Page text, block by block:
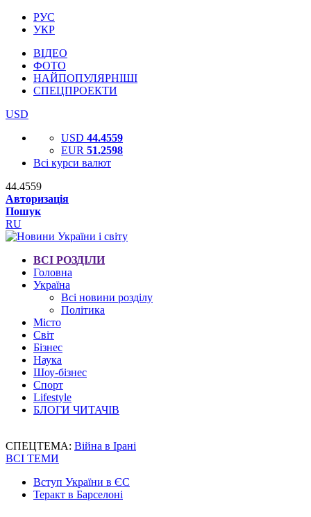
РУС
УКР
ВІДЕО
ФОТО
НАЙПОПУЛЯРНІШІ
СПЕЦПРОЕКТИ
USD
USD 44.4559
EUR 51.2598
Всі курси валют
44.4559
Авторизація
Пошук
RU
ВСІ РОЗДІЛИ
Головна
Україна
Всі новини розділу
Політика
Місто
Світ
Бізнес
Наука
Шоу-бізнес
Спорт
Lifestyle
БЛОГИ ЧИТАЧІВ
СПЕЦТЕМА: Війна в Ірані
ВСІ ТЕМИ
Вступ України в ЄС
Теракт в Барселоні